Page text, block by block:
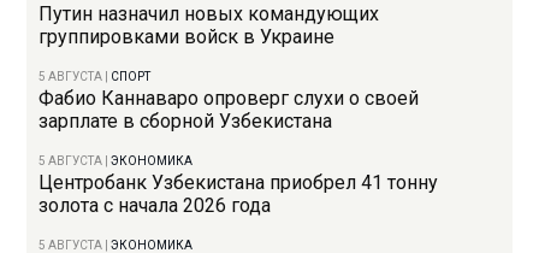
Путин назначил новых командующих
группировками войск в Украине
5 АВГУСТА СПОРТ
Фабио Каннаваро опроверг слухи о своей
зарплате в сборной Узбекистана
5 АВГУСТА |ЭКОНОМИКА
Центробанк Узбекистана приобрел 41 тонну
золота с начала 2026 года
5 АВГУСТА |ЭКОНОМИКА